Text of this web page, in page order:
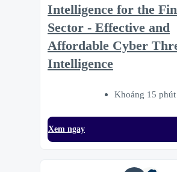
Intelligence for the
Sector - Effective and
Affordable Cyber
Intelligence
Khoảng 15 phút
Xem ngay